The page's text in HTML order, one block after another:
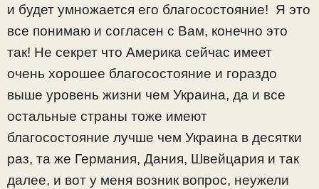
и будет умножается его благосостояние! Я это
все понимаю и согласен с Вам, конечно это
так! Не секрет что Америка сейчас имеет
очень хорошее благосостояние и гораздо
выше уровень жизни чем Украина, да и все
остальные страны тоже имеют
благосостояние лучше чем Украина в десятки
раз, та же Германия, Дания, Швейцария и так
далее, и вот у меня возник вопрос, неужели